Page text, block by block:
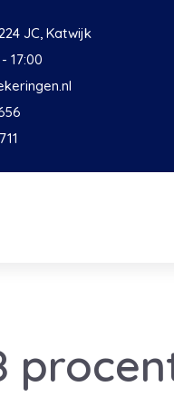
JC, Katwijk
17:00